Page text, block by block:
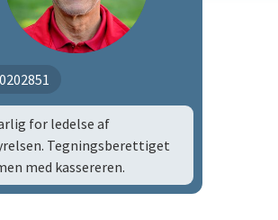
for ledelse af
Tegningsberettiget
med kassereren.